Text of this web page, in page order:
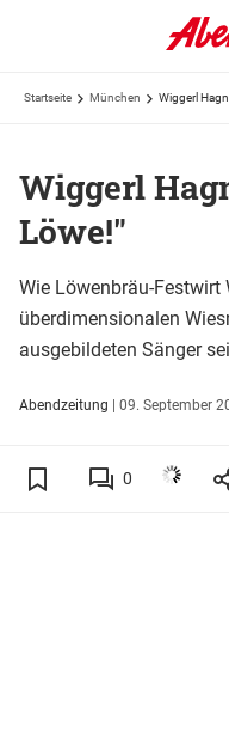
Startseite München Wiggerl
Wiggerl
Löwe!"
Wie Löwenbräu-Festwirt
überdimensionalen
ausgebildeten Sänger
Abendzeitung | 09. September
0